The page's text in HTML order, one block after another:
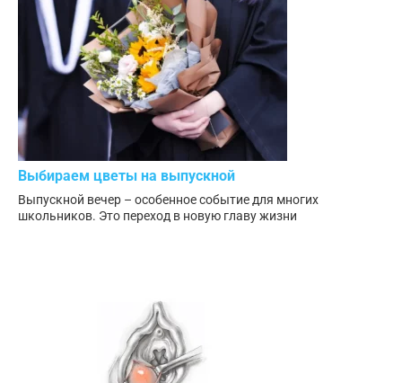
Выбираем цветы на выпускной
Выпускной вечер – особенное событие для многих
школьников. Это переход в новую главу жизни